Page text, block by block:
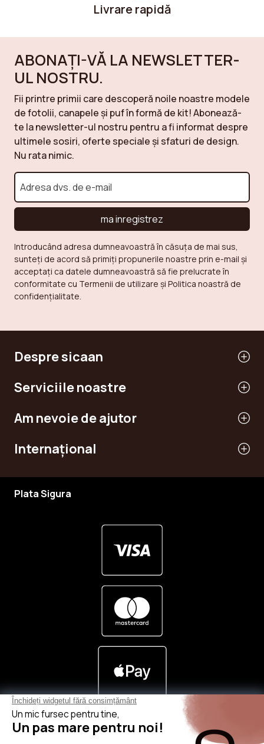
Livrare rapidă
ABONAȚI-VĂ LA NEWSLETTER-
UL NOSTRU.
Fii printre primii care descoperă noile noastre modele
de fotolii, canapele și puf în formă de kit! Abonează-
te la newsletter-ul nostru pentru a fi informat despre
ultimele sosiri, oferte speciale și sfaturi de design.
Nu rata nimic.
ma inregistrez
Introducând adresa dumneavoastră în căsuța de mai sus,
sunteți de acord să primiți propunerile noastre prin e-mail și
acceptați ca datele dumneavoastră să fie prelucrate în
conformitate cu Termenii de utilizare și Politica noastră de
confidențialitate.
Despre sicaan
Serviciile noastre
Am nevoie de ajutor
Internaţional
Plata Sigura